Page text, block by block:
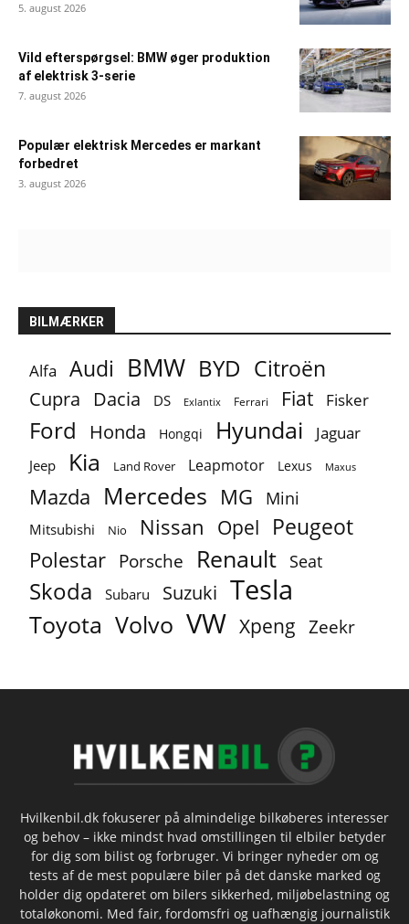
5. august 2026
Vild efterspørgsel: BMW øger produktion
af elektrisk 3-serie
7. august 2026
Populær elektrisk Mercedes er markant
forbedret
3. august 2026
BILMÆRKER
Alfa Audi BMW BYD Citroën
Cupra Dacia DS Exlantix Ferrari Fiat Fisker
Ford Honda Hongqi Hyundai Jaguar
Jeep Kia Land Rover Leapmotor Lexus Maxus
Mazda Mercedes MG Mini
Mitsubishi Nio Nissan Opel Peugeot
Polestar Porsche Renault Seat
Skoda Subaru Suzuki Tesla
Toyota Volvo VW Xpeng Zeekr
Hvilkenbil.dk fokuserer på almindelige bilkøberes interesser
og behov – ikke mindst hvad omstillingen til elbiler betyder
for dig som bilist og forbruger. Vi bringer nyheder om og
tests af de mest populære biler på det danske marked og
holder dig opdateret om bilers sikkerhed, miljøbelastning og
totaløkonomi. Med fair, fordomsfri og uafhængig journalistik